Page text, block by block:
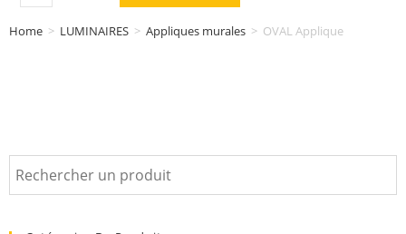
Home > LUMINAIRES > Appliques murales > OVAL Applique